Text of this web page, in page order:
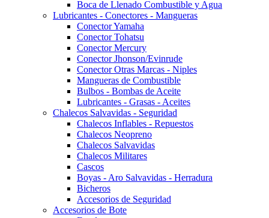
Boca de Llenado Combustible y Agua
Lubricantes - Conectores - Mangueras
Conector Yamaha
Conector Tohatsu
Conector Mercury
Conector Jhonson/Evinrude
Conector Otras Marcas - Niples
Mangueras de Combustible
Bulbos - Bombas de Aceite
Lubricantes - Grasas - Aceites
Chalecos Salvavidas - Seguridad
Chalecos Inflables - Repuestos
Chalecos Neopreno
Chalecos Salvavidas
Chalecos Militares
Cascos
Boyas - Aro Salvavidas - Herradura
Bicheros
Accesorios de Seguridad
Accesorios de Bote